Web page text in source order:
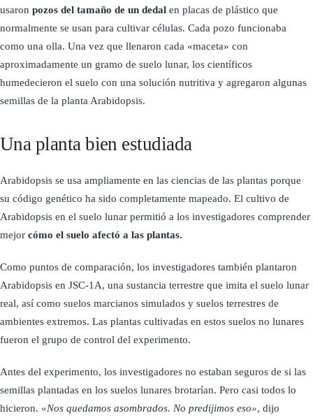
usaron pozos del tamaño de un dedal en placas de plástico que
normalmente se usan para cultivar células. Cada pozo funcionaba
como una olla. Una vez que llenaron cada «maceta» con
aproximadamente un gramo de suelo lunar, los científicos
humedecieron el suelo con una solución nutritiva y agregaron algunas
semillas de la planta Arabidopsis.
Una planta bien estudiada
Arabidopsis se usa ampliamente en las ciencias de las plantas porque
su código genético ha sido completamente mapeado. El cultivo de
Arabidopsis en el suelo lunar permitió a los investigadores comprender
mejor cómo el suelo afectó a las plantas.
Como puntos de comparación, los investigadores también plantaron
Arabidopsis en JSC-1A, una sustancia terrestre que imita el suelo lunar
real, así como suelos marcianos simulados y suelos terrestres de
ambientes extremos. Las plantas cultivadas en estos suelos no lunares
fueron el grupo de control del experimento.
Antes del experimento, los investigadores no estaban seguros de si las
semillas plantadas en los suelos lunares brotarían. Pero casi todos lo
hicieron. «Nos quedamos asombrados. No predijimos eso», dijo